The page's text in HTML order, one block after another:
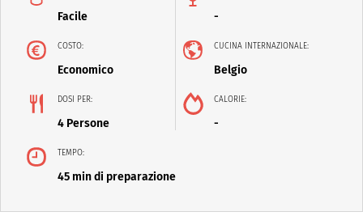
Facile -
COSTO:
Economico
CUCINA INTERNAZIONALE:
Belgio
DOSI PER:
4 Persone
CALORIE:
-
TEMPO:
45 min di preparazione